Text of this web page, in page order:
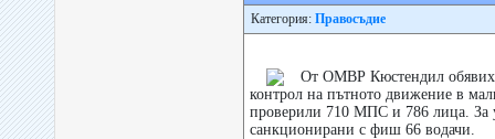
Категория: Правосъдие
От ОМВР Кюстендил
контрол на пътното движение в
проверили 710 МПС и 786 лица. За
санкционирани с фиш 66 водачи.